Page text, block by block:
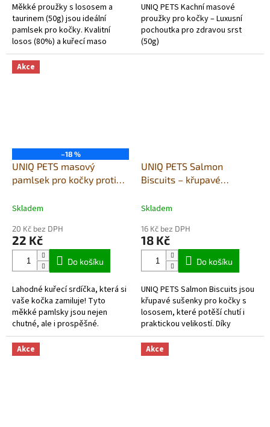
Měkké proužky s lososem a
taurinem (50g) jsou ideální
pamlsek pro kočky. Kvalitní
losos (80%) a kuřecí maso
(10%) dodávají potřebné živiny,
taurin podporuje zdraví srdce a
očí a...
UNIQ PETS Kachní masové
proužky pro kočky – Luxusní
pochoutka pro zdravou srst
(50g)
Akce
–18 %
UNIQ PETS masový
pamlsek pro kočky proti
s kuřecím masem 50g
Skladem
20 Kč bez DPH
22 Kč
Do košíku
Lahodné kuřecí srdíčka, která si
vaše kočka zamiluje! Tyto
měkké pamlsky jsou nejen
chutné, ale i prospěšné.
Obsahují psyllium, které
podporuje zdravé trávení a
pomáhá v...
UNIQ PETS Salmon
Biscuits – křupavé
lososem 50g
Skladem
16 Kč bez DPH
18 Kč
Do košíku
UNIQ PETS Salmon Biscuits jsou
křupavé sušenky pro kočky s
lososem, které potěší chutí i
praktickou velikostí. Díky
lososovému prášku, křupavé
textuře a znovu
uzavíratelnému...
Akce Akce